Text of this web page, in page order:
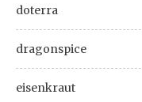
doterra
dragonspice
eisenkraut